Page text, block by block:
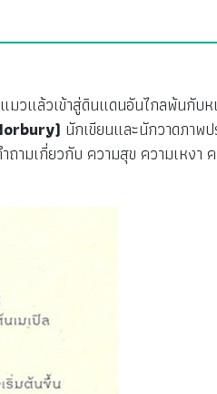
วแล้วเข้าสู่ดินแดนอันไกลพ้นกับห
นักเขียนและนักวาดภาพ
ามเกี่ยวกับ ความสุข ความเหงา